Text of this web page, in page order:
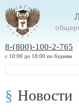
8-(800)-100-2-765
с 10:00 до 18:00 по будням
Новости